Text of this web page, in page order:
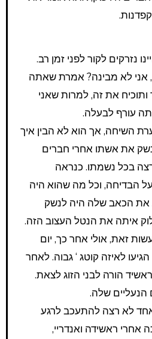
נזרקים לקור לפני זמן רב.
אני לא מבינה? אמרת שאתה
את זה, למרות שאני
עורף לבעלה.
השיחה, אך הוא לא הבין איך
את אשתו אחרי חברים
בכל נשמתו. כנראה
הבדיחה, וכל מה שהוא היה
את הכאב שלה היה לנשק
איתה את הנטל העצוב הזה.
זאת, אולי אחר כך, יום
לאיזה קוטג ‘ גבוה. לאחר
הורה לבני הזוג לצאת.
הנעליים שלה.
לא רצה להתעכב לרגע
ראשידה ואנדריי,